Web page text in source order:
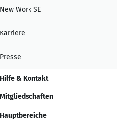
New Work SE
Karriere
Presse
Hilfe & Kontakt
Mitgliedschaften
Hauptbereiche